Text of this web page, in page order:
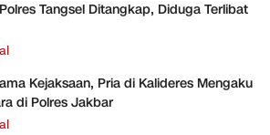
Tangsel Ditangkap, Diduga Terlibat
Kejaksaan, Pria di Kalideres Mengaku
di Polres Jakbar